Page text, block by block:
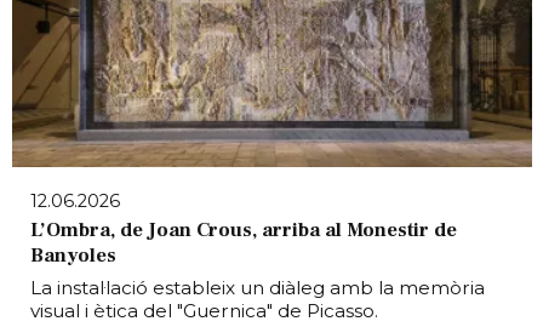
12.06.2026
L’Ombra, de Joan Crous, arriba al Monestir de
Banyoles
La instal·lació estableix un diàleg amb la memòria
visual i ètica del "Guernica" de Picasso.